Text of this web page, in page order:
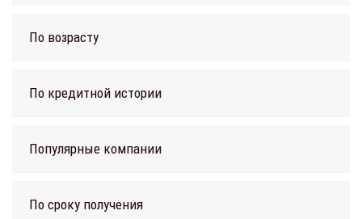
По возрасту
По кредитной истории
Популярные компании
По сроку получения